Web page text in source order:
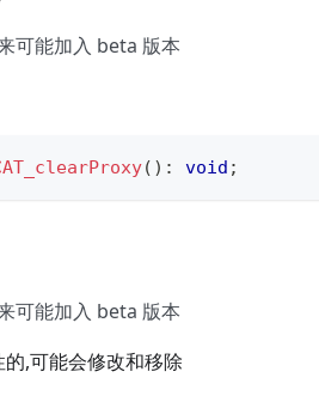
可能加入 beta 版本
( ) : void ;
可能加入 beta 版本
,可能会修改和移除